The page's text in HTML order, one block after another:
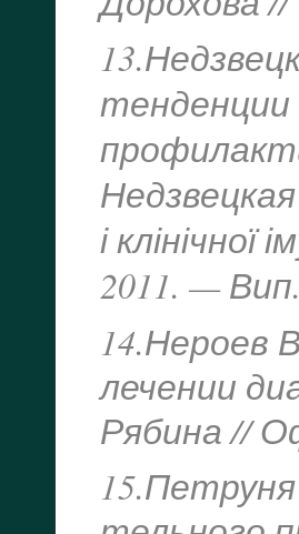
тенденции
і
2011. —
14.Нероев
лечении
Рябина //